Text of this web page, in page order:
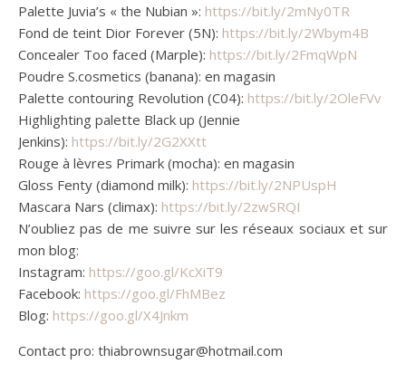
Palette Juvia’s « the Nubian »: https://bit.ly/2mNy0TR
Fond de teint Dior Forever (5N): https://bit.ly/2Wbym4B
Concealer Too faced (Marple): https://bit.ly/2FmqWpN
Poudre S.cosmetics (banana): en magasin
Palette contouring Revolution (C04): https://bit.ly/2OleFVv
Highlighting palette Black up (Jennie
Jenkins): https://bit.ly/2G2XXtt
Rouge à lèvres Primark (mocha): en magasin
Gloss Fenty (diamond milk): https://bit.ly/2NPUspH
Mascara Nars (climax): https://bit.ly/2zwSRQI
N’oubliez pas de me suivre sur les réseaux sociaux et sur
mon blog:
Instagram: https://goo.gl/KcXiT9
Facebook: https://goo.gl/FhMBez
Blog: https://goo.gl/X4Jnkm
Contact pro: thiabrownsugar@hotmail.com